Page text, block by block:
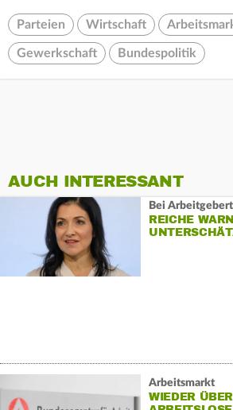
Parteien Wirtschaft
Gewerkschaft Bundespolitik
AUCH INTERESSANT
Bei
REICHE
Arbeitsmarkt
WIEDER